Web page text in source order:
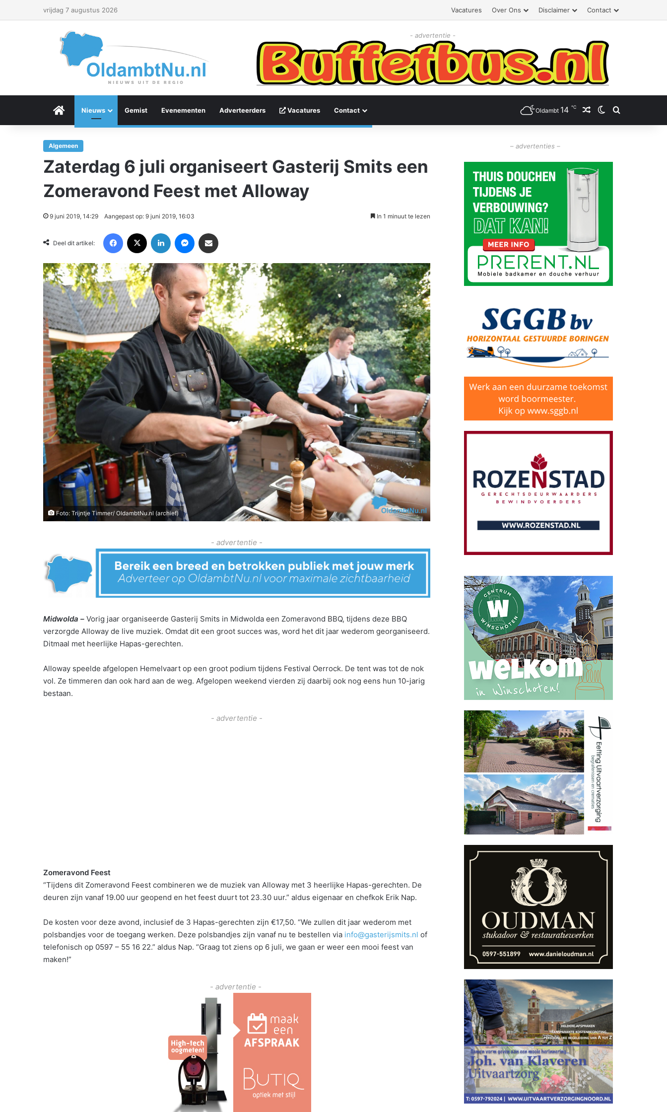
vrijdag 7 augustus 2026 Vacatures Over Ons Disclaimer Contact
- advertentie -
Menu Item
Nieuws Gemist Evenementen Adverteerders Vacatures Contact Oldambt 14 ℃ Willekeurig artikel
Switch skin
Zoeken
Algemeen
Zaterdag 6 juli organiseert Gasterij Smits een
Zomeravond Feest met Alloway
9 juni 2019, 14:29 Aangepast op: 9 juni 2019, 16:03 In 1 minuut te lezen
Deel dit artikel:
Foto: Trijntje Timmer/ OldambtNu.nl (archief)
- advertentie -
Midwolda – Vorig jaar organiseerde Gasterij Smits in Midwolda een Zomeravond BBQ, tijdens deze BBQ
verzorgde Alloway de live muziek. Omdat dit een groot succes was, word het dit jaar wederom georganiseerd.
Ditmaal met heerlijke Hapas-gerechten.
Alloway speelde afgelopen Hemelvaart op een groot podium tijdens Festival Oerrock. De tent was tot de nok
vol. Ze timmeren dan ook hard aan de weg. Afgelopen weekend vierden zij daarbij ook nog eens hun 10-jarig
bestaan.
- advertentie -
Zomeravond Feest
“Tijdens dit Zomeravond Feest combineren we de muziek van Alloway met 3 heerlijke Hapas-gerechten. De
deuren zijn vanaf 19.00 uur geopend en het feest duurt tot 23.30 uur.” aldus eigenaar en chefkok Erik Nap.
De kosten voor deze avond, inclusief de 3 Hapas-gerechten zijn €17,50. “We zullen dit jaar wederom met
polsbandjes voor de toegang werken. Deze polsbandjes zijn vanaf nu te bestellen via info@gasterijsmits.nl of
telefonisch op 0597 – 55 16 22.” aldus Nap. “Graag tot ziens op 6 juli, we gaan er weer een mooi feest van
maken!”
- advertentie -
– advertenties –